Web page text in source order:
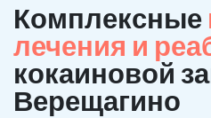
Комплексные
лечения и
кокаиновой
Верещагино